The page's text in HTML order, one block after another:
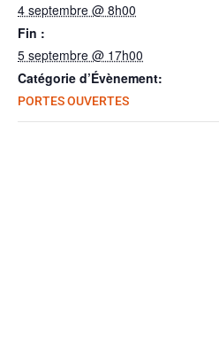
4 septembre @ 8h00
Fin :
5 septembre @ 17h00
Catégorie d’Évènement:
PORTES OUVERTES